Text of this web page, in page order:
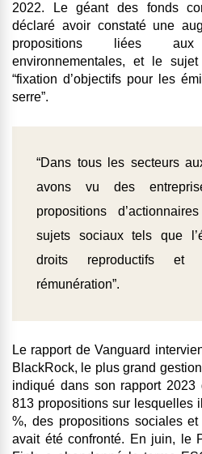
2022. Le géant des fonds
déclaré avoir constaté une
propositions liées
environnementales, et le
“fixation d’objectifs pour les
serre”.
“Dans tous les secteurs
avons vu des
propositions
sujets sociaux tels que
droits reproductifs
rémunération”.
Le rapport de Vanguard
BlackRock, le plus grand
indiqué dans son rapport 2023
813 propositions sur lesquelles
%, des propositions sociales
avait été confronté. En juin, le